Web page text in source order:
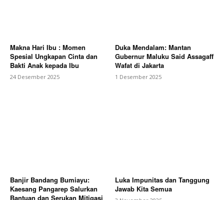
Makna Hari Ibu : Momen
Spesial Ungkapan Cinta dan
Bakti Anak kepada Ibu
24 Desember 2025
Duka Mendalam: Mantan
Gubernur Maluku Said Assagaff
Wafat di Jakarta
1 Desember 2025
Banjir Bandang Bumiayu:
Kaesang Pangarep Salurkan
Bantuan dan Serukan Mitigasi
Luka Impunitas dan Tanggung
Jawab Kita Semua